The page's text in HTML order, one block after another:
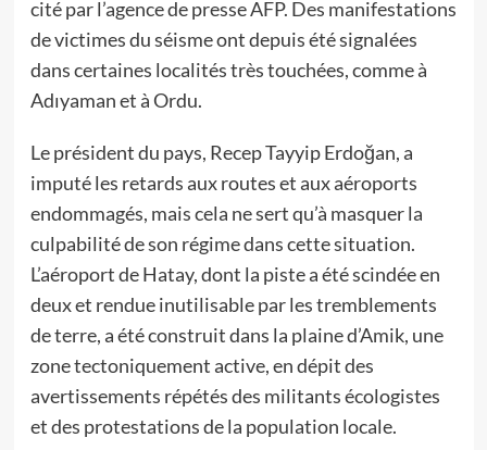
cité par l’agence de presse AFP. Des manifestations
de victimes du séisme ont depuis été signalées
dans certaines localités très touchées, comme à
Adıyaman et à Ordu.
Le président du pays, Recep Tayyip Erdoğan, a
imputé les retards aux routes et aux aéroports
endommagés, mais cela ne sert qu’à masquer la
culpabilité de son régime dans cette situation.
L’aéroport de Hatay, dont la piste a été scindée en
deux et rendue inutilisable par les tremblements
de terre, a été construit dans la plaine d’Amik, une
zone tectoniquement active, en dépit des
avertissements répétés des militants écologistes
et des protestations de la population locale.